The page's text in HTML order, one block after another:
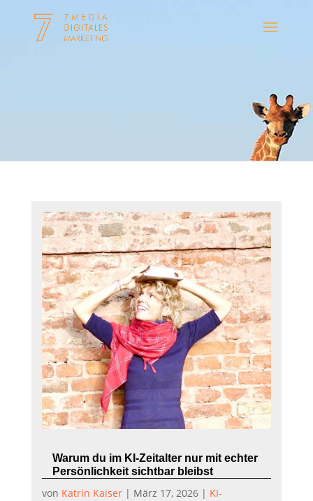
Warum du im KI-Zeitalter nur mit echter
Persönlichkeit sichtbar bleibst
von Katrin Kaiser| März 17, 2026| KI-